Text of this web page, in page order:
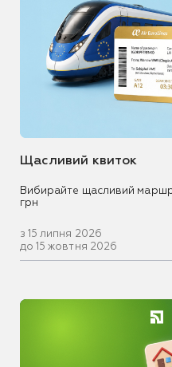
Щасливий квиток
Вибирайте щасливий
грн
з 15 липня 2026
до 15 жовтня 2026